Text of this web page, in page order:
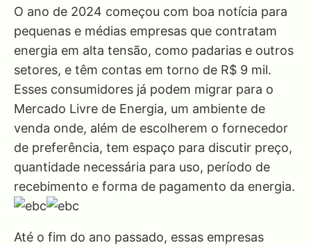
O ano de 2024 começou com boa notícia para
pequenas e médias empresas que contratam
energia em alta tensão, como padarias e outros
setores, e têm contas em torno de R$ 9 mil.
Esses consumidores já podem migrar para o
Mercado Livre de Energia, um ambiente de
venda onde, além de escolherem o fornecedor
de preferência, tem espaço para discutir preço,
quantidade necessária para uso, período de
recebimento e forma de pagamento da energia.
Até o fim do ano passado, essas empresas